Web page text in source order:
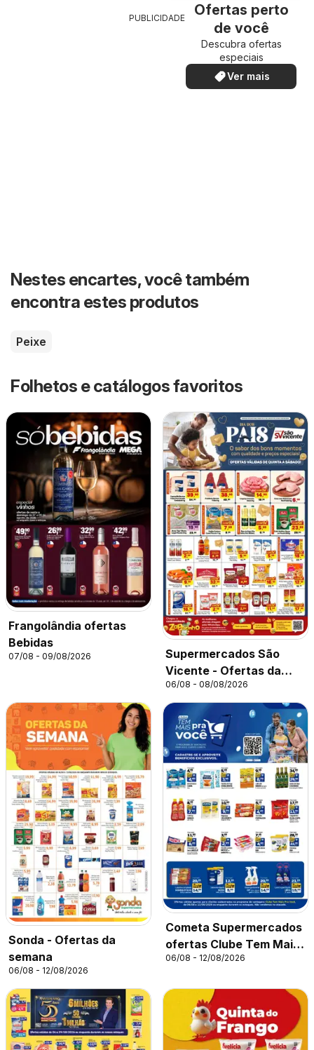
Ofertas perto
de você
Descubra ofertas
especiais
Ver mais
PUBLICIDADE
Nestes encartes, você também
encontra estes produtos
Peixe
Folhetos e catálogos favoritos
Frangolândia ofertas
Bebidas
07/08 - 09/08/2026
Supermercados São
Vicente - Ofertas da
semana
06/08 - 08/08/2026
Sonda - Ofertas da
semana
06/08 - 12/08/2026
Cometa Supermercados
ofertas Clube Tem Mais
Pra Você
06/08 - 12/08/2026